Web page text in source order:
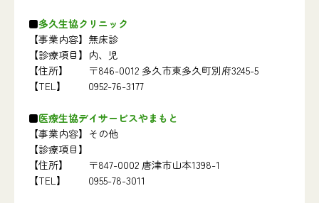
多久生協クリニック
【事業内容】 無床診
【診療項目】 内、児
【住所】
〒846-0012 多久市東多久町別府3245-5
【TEL】
0952-76-3177
医療生協デイサービスやまもと
【事業内容】 その他
【診療項目】
【住所】
〒847-0002 唐津市山本1398-1
【TEL】
0955-78-3011